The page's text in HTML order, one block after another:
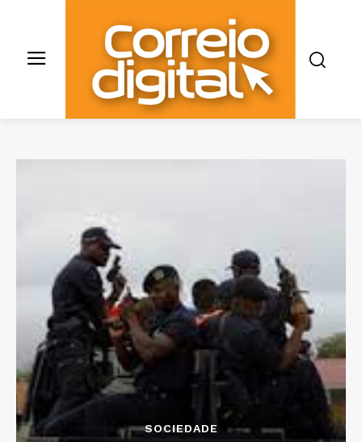
SOCIEDADE